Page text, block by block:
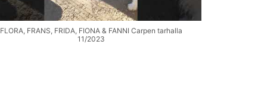
FLORA, FRANS, FRIDA, FIONA & FANNI Carpen tarhalla
11/2023